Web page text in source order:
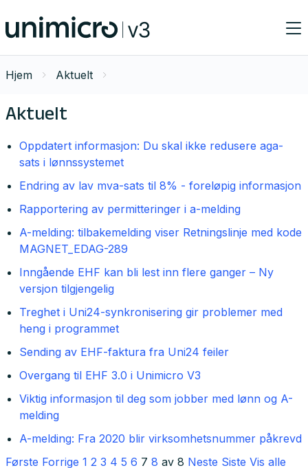
Hjem Aktuelt
Aktuelt
Oppdatert informasjon: Du skal ikke redusere aga-
sats i lønnssystemet
Endring av lav mva-sats til 8% - foreløpig informasjon
Rapportering av permitteringer i a-melding
A-melding: tilbakemelding viser Retningslinje med kode
MAGNET_EDAG-289
Inngående EHF kan bli lest inn flere ganger – Ny
versjon tilgjengelig
Treghet i Uni24-synkronisering gir problemer med
heng i programmet
Sending av EHF-faktura fra Uni24 feiler
Overgang til EHF 3.0 i Unimicro V3
Viktig informasjon til deg som jobber med lønn og A-
melding
A-melding: Fra 2020 blir virksomhetsnummer påkrevd
Første Forrige 1 2 3 4 5 6 7 8 av 8 Neste Siste Vis alle